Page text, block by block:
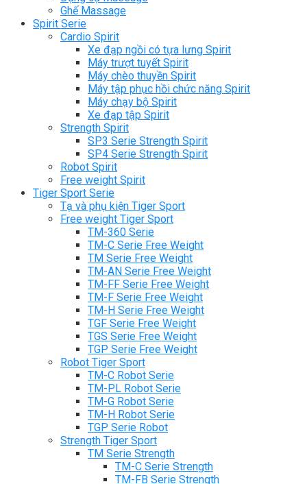
Ghế Massage
Spirit Serie
Cardio Spirit
Xe đạp ngồi có tựa lưng Spirit
Máy trượt tuyết Spirit
Máy chèo thuyền Spirit
Máy tập phục hồi chức năng Spirit
Máy chạy bộ Spirit
Xe đạp tập Spirit
Strength Spirit
SP3 Serie Strength Spirit
SP4 Serie Strength Spirit
Robot Spirit
Free weight Spirit
Tiger Sport Serie
Tạ và phụ kiện Tiger Sport
Free weight Tiger Sport
TM-360 Serie
TM-C Serie Free Weight
TM Serie Free Weight
TM-AN Serie Free Weight
TM-FF Serie Free Weight
TM-F Serie Free Weight
TM-H Serie Free Weight
TGF Serie Free Weight
TGS Serie Free Weight
TGP Serie Free Weight
Robot Tiger Sport
TM-C Robot Serie
TM-PL Robot Serie
TM-G Robot Serie
TM-H Robot Serie
TGP Serie Robot
Strength Tiger Sport
TM Serie Strength
TM-C Serie Strength
TM-FB Serie Strength